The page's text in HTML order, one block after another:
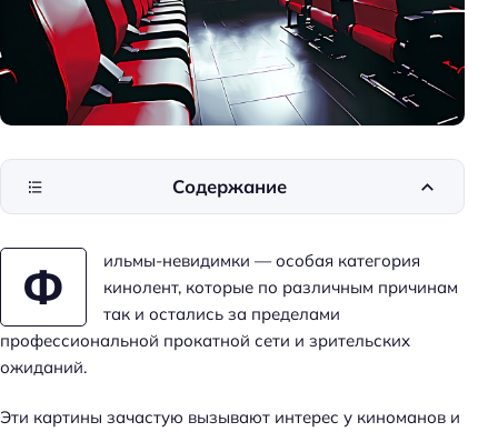
Ф
ильмы-невидимки — особая категория
кинолент, которые по различным причинам
так и остались за пределами
профессиональной прокатной сети и зрительских
ожиданий.
Эти картины зачастую вызывают интерес у киноманов и
Содержание